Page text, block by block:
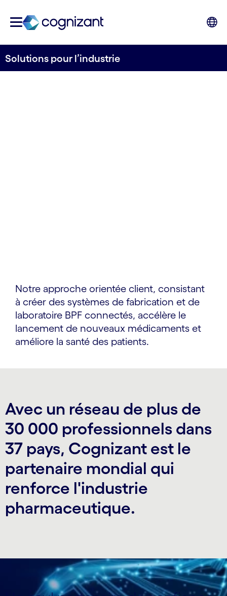
Solutions pour l’industrie
Notre approche orientée client, consistant
à créer des systèmes de fabrication et de
laboratoire BPF connectés, accélère le
lancement de nouveaux médicaments et
améliore la santé des patients.
Avec un réseau de plus de
30 000 professionnels dans
37 pays, Cognizant est le
partenaire mondial qui
renforce l'industrie
pharmaceutique.